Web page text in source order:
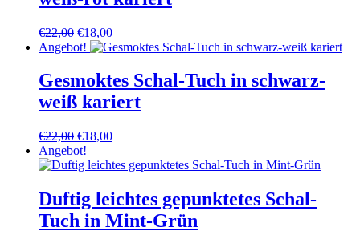
€22,00 Ursprünglicher
Preis
€22,00
€18,00Aktueller
Preis
€18,00.
Angebot!
Gesmoktes Schal-Tuch in schwarz-
weiß kariert
€22,00 Ursprünglicher
Preis
war:
€18,00Aktueller
ist:
Angebot!
Duftig leichtes gepunktetes Schal-
Tuch in Mint-Grün